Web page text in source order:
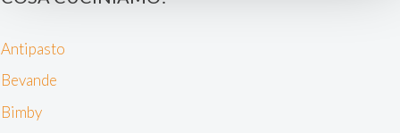
dalla Dichiarazione sui cookie.
esempio il tuo indirizzo IP, utilizzando tecnologie quali i
Antipasto
Bevande
Bimby